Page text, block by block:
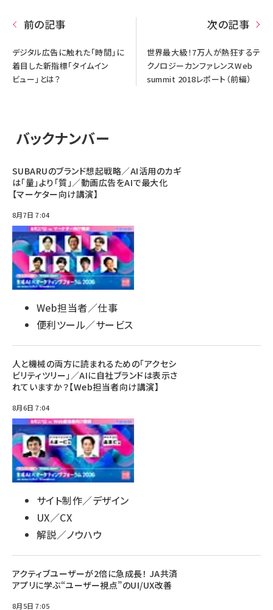
前の記事
デジタル広告に触れた「時間」に
着目した新指標「タイムイン
ビュー」とは？
次の記事
世界最大級！7万人が熱狂するテ
クノロジーカンファレンスWeb
summit 2018レポート（前編）
バックナンバー
SUBARUのブランド想起戦略／AI活用のカギ
は「量」より「質」／動画広告をAIで最大化
【マーケター向け講演】
8月7日 7:04
Web担当者／仕事
便利ツール／サービス
人と機械の両方に読まれるための「アクセシ
ビリティツリー」／AIに自社ブランドは表示さ
れていますか？【Web担当者向け講演】
8月6日 7:04
サイト制作／デザイン
UX／CX
解説／ノウハウ
アクティブユーザーが2倍に急成長！ JA共済
アプリに学ぶ“ユーザー視点”のUI/UX改善
8月5日 7:05